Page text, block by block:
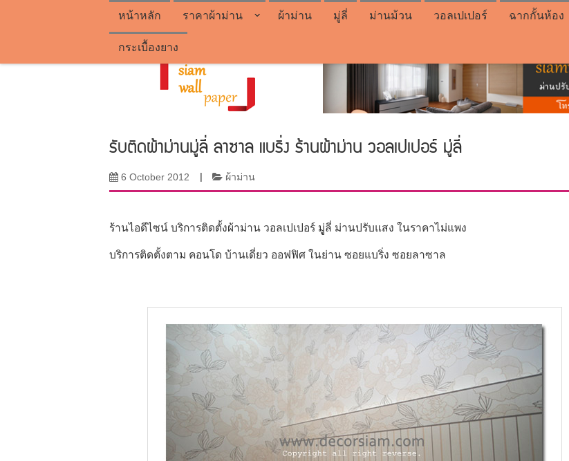
หน้าหลัก ราคาผ้าม่าน ผ้าม่าน มู่ลี่ ม่านม้วน วอลเปเปอร์ ฉากกั้นห้อง
กระเบื้องยาง
รับติดผ้าม่านมู่ลี่ ลาซาล แบริ่ง ร้านผ้าม่าน วอลเปเปอร์ มู่ลี่
6 October 2012 ผ้าม่าน
ร้านไอดีไซน์ บริการติดตั้งผ้าม่าน วอลเปเปอร์ มูู่ลี่ ม่านปรับแสง ในราคาไม่แพง
บริการติดตั้งตาม คอนโด บ้านเดี่ยว ออฟฟิศ ในย่าน ซอยแบริ่ง ซอยลาซาล